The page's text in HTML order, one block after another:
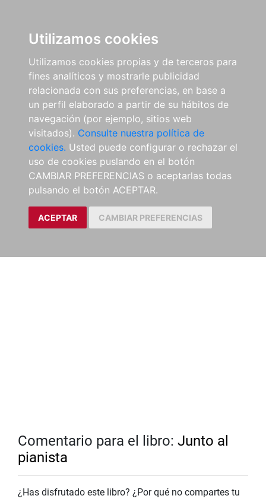
Utilizamos cookies
Utilizamos cookies propias y de terceros para
fines analíticos y mostrarle publicidad
relacionada con sus preferencias, en base a
un perfil elaborado a partir de su hábitos de
navegación (por ejemplo, sitios web
visitados). Consulte nuestra política de
cookies. Usted puede configurar o rechazar el
uso de cookies puslando en el botón
CAMBIAR PREFERENCIAS o aceptarlas todas
pulsando el botón ACEPTAR.
ACEPTAR CAMBIAR PREFERENCIAS
Comentario para el libro: Junto al
pianista
¿Has disfrutado este libro? ¿Por qué no compartes tu